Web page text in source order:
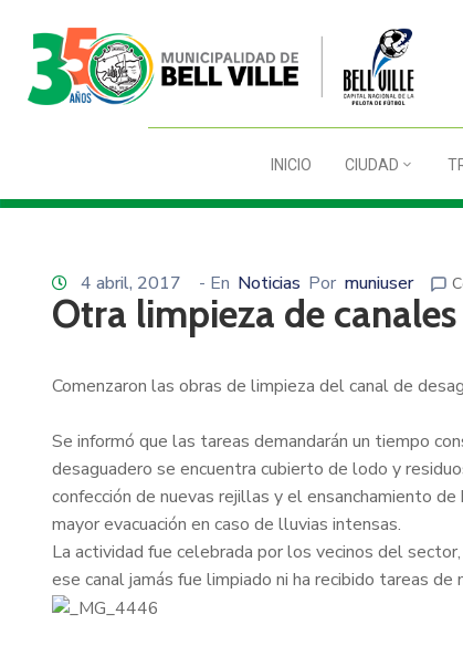
INICIO CIUDAD
4 abril, 2017 - En Noticias Por muniuser
Otra limpieza de
Comenzaron las obras de limpieza del canal de
Se informó que las tareas demandarán un tiempo
desaguadero se encuentra cubierto de lodo y
confección de nuevas rejillas y el ensanchamiento
mayor evacuación en caso de lluvias intensas.
La actividad fue celebrada por los vecinos del
ese canal jamás fue limpiado ni ha recibido tareas de